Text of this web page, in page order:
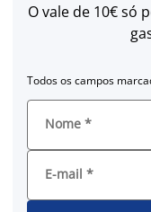
O vale de 10€ só
Todos os campos
Nome *
E-mail *